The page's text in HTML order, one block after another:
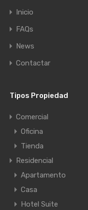
Inicio
FAQs
News
Contactar
Tipos Propiedad
Comercial
Oficina
Tienda
Residencial
Apartamento
Casa
Hotel Suite